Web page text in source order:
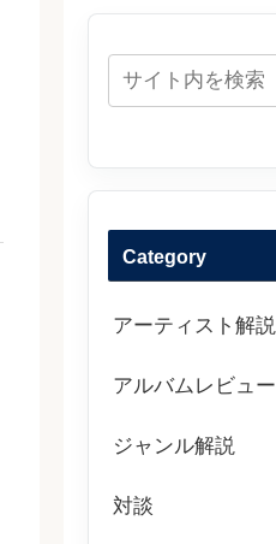
Category
アーティスト解説
アルバムレビュー
ジャンル解説
対談